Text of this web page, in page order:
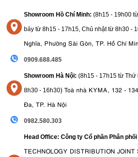
Showroom Hồ Chí Minh: (8h15 - 19h00 từ
bảy từ 8h15 - 17h15, Chủ nhật từ 8h30 -
Nghĩa, Phường Sài Gòn, TP. Hồ Chí
0909.688.485
Showroom Hà Nội: (8h15 - 17h15 từ Thứ
8h30 - 16h30) Toà nhà KYMA, 132 -
Đa, TP. Hà Nội
0982.580.303
Head Office: Công ty Cổ phần Phân
TECHNOLOGY DISTRIBUTION